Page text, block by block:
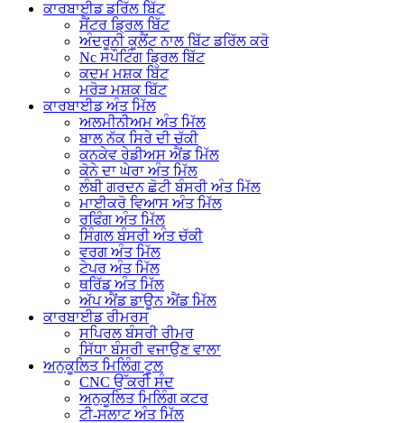
ਕਾਰਬਾਈਡ ਡਰਿੱਲ ਬਿੱਟ
ਸੈਂਟਰ ਡ੍ਰਿਲ ਬਿੱਟ
ਅੰਦਰੂਨੀ ਕੂਲੈਂਟ ਨਾਲ ਬਿੱਟ ਡਰਿੱਲ ਕਰੋ
Nc ਸਪੌਟਿੰਗ ਡ੍ਰਿਲ ਬਿੱਟ
ਕਦਮ ਮਸ਼ਕ ਬਿੱਟ
ਮਰੋੜ ਮਸ਼ਕ ਬਿੱਟ
ਕਾਰਬਾਈਡ ਅੰਤ ਮਿੱਲ
ਅਲਮੀਨੀਅਮ ਅੰਤ ਮਿੱਲ
ਬਾਲ ਨੱਕ ਸਿਰੇ ਦੀ ਚੱਕੀ
ਕਨਕੇਵ ਰੇਡੀਅਸ ਐਂਡ ਮਿੱਲ
ਕੋਨੇ ਦਾ ਘੇਰਾ ਅੰਤ ਮਿੱਲ
ਲੰਬੀ ਗਰਦਨ ਛੋਟੀ ਬੰਸਰੀ ਅੰਤ ਮਿੱਲ
ਮਾਈਕਰੋ ਵਿਆਸ ਅੰਤ ਮਿੱਲ
ਰਫਿੰਗ ਅੰਤ ਮਿੱਲ
ਸਿੰਗਲ ਬੰਸਰੀ ਅੰਤ ਚੱਕੀ
ਵਰਗ ਅੰਤ ਮਿੱਲ
ਟੇਪਰ ਅੰਤ ਮਿੱਲ
ਥਰਿੱਡ ਅੰਤ ਮਿੱਲ
ਅੱਪ ਐਂਡ ਡਾਊਨ ਐਂਡ ਮਿੱਲ
ਕਾਰਬਾਈਡ ਰੀਮਰਸ
ਸਪਿਰਲ ਬੰਸਰੀ ਰੀਮਰ
ਸਿੱਧਾ ਬੰਸਰੀ ਵਜਾਉਣ ਵਾਲਾ
ਅਨੁਕੂਲਿਤ ਮਿਲਿੰਗ ਟੂਲ
CNC ਉੱਕਰੀ ਸੰਦ
ਅਨੁਕੂਲਿਤ ਮਿਲਿੰਗ ਕਟਰ
ਟੀ-ਸਲਾਟ ਅੰਤ ਮਿੱਲ